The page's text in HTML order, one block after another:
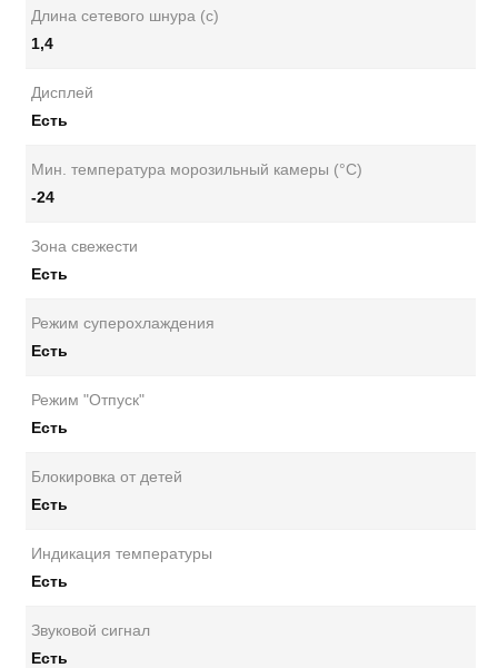
Длина сетевого шнура (с)
1,4
Дисплей
Есть
Мин. температура морозильный камеры (°C)
-24
Зона свежести
Есть
Режим суперохлаждения
Есть
Режим "Отпуск"
Есть
Блокировка от детей
Есть
Индикация температуры
Есть
Звуковой сигнал
Есть